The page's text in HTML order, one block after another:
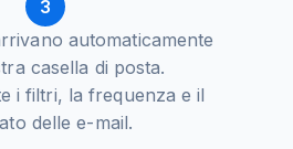
3
automaticamente
casella di posta.
i filtri, la frequenza e il
delle e-mail.